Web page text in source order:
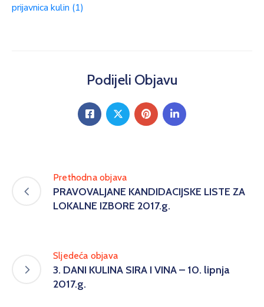
prijavnica kulin (1)
Podijeli Objavu
Prethodna objava
PRAVOVALJANE KANDIDACIJSKE LISTE ZA
LOKALNE IZBORE 2017.g.
Sljedeća objava
3. DANI KULINA SIRA I VINA – 10. lipnja
2017.g.